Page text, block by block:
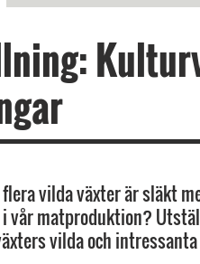
vilda växter är släkt
matproduktion?
vilda och